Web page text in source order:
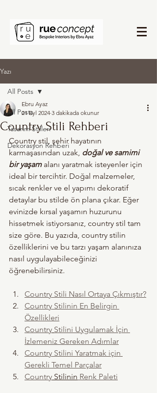
Yazı
All Posts
Tasarım Stilleri
Dekorasyon Rehberi
All Posts
Country Stili Rehberi
Ebru Ayaz
21 Eyl 2024 3 dakikada okunur
Country stil, şehir hayatının
karmaşasından uzak, doğal ve samimi
bir yaşam alanı yaratmak isteyenler için
ideal bir tercihtir. Doğal malzemeler,
sıcak renkler ve el yapımı dekoratif
detaylar bu stilde ön plana çıkar. Eğer
evinizde kırsal yaşamın huzurunu
hissetmek istiyorsanız, country stil tam
size göre. Bu yazıda, country stilin
özelliklerini ve bu tarzı yaşam alanınıza
nasıl uygulayabileceğinizi
öğrenebilirsiniz.
Country Stili Nasıl Ortaya Çıkmıştır?
Country Stilinin En Belirgin
Özellikleri
Country Stilini Uygulamak İçin
İzlemeniz Gereken Adımlar
Country Stilini Yaratmak için
Gerekli Temel Parçalar
Country Stilinin Renk Paleti